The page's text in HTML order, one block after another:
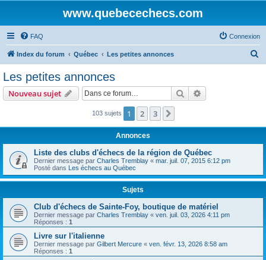
www.quebecechecs.com
FAQ Connexion
Index du forum Québec Les petites annonces
r
Les petites annonces
Nouveau sujet Rechercher
103 sujets 1 2 3
Annonces
Liste des clubs d'échecs de la région de Québec
Dernier message par Charles Tremblay « mar. juil. 07, 2015 6:12 pm
Posté dans Les échecs au Québec
Sujets
Club d'échecs de Sainte-Foy, boutique de matériel
Dernier message par Charles Tremblay « ven. juil. 03, 2026 4:11 pm
Réponses : 1
Livre sur l'italienne
Dernier message par Gilbert Mercure « ven. févr. 13, 2026 8:58 am
Réponses : 1